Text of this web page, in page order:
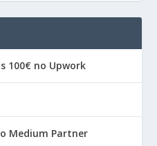
100€ no Upwork
Medium Partner